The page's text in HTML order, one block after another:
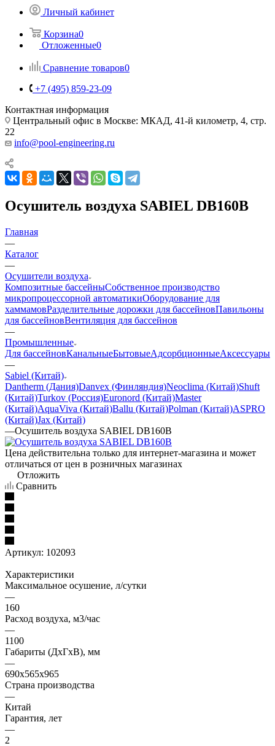
Личный кабинет
Корзина0
Отложенные0
Сравнение товаров0
+7 (495) 859-23-09
Контактная информация
Центральный офис в Москве: МКАД, 41-й километр, 4, стр.
22
info@pool-engineering.ru
Осушитель воздуха SABIEL DB160B
Главная
—
Каталог
—
Осушители воздуха
Композитные бассейныСобственное производство
микропроцессорной автоматикиОборудование для
хаммамовРазделительные дорожки для бассейновПавильоны
для бассейновВентиляция для бассейнов
—
Промышленные
Для бассейновКанальныеБытовыеАдсорбционныеАксессуары
—
Sabiel (Китай)
Dantherm (Дания)Danvex (Финляндия)Neoclima (Китай)Shuft
(Китай)Turkov (Россия)Euronord (Китай)Master
(Китай)AquaViva (Китай)Ballu (Китай)Polman (Китай)ASPRO
(Китай)Jax (Китай)
—Осушитель воздуха SABIEL DB160B
Цена действительна только для интернет-магазина и может
отличаться от цен в розничных магазинах
Отложить
Сравнить
Артикул: 102093
Характеристики
Максимальное осушение, л/сутки
—
160
Расход воздуха, м3/час
—
1100
Габариты (ДxГxВ), мм
—
690х565х965
Страна производства
—
Китай
Гарантия, лет
—
2